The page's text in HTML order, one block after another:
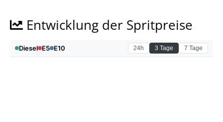
Entwicklung der Spritpreise